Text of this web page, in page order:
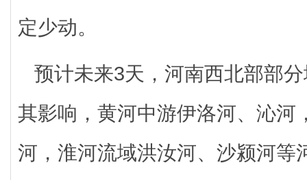
定少动。
预计未来3天，河南西北部部
其影响，黄河中游伊洛河、沁河
河，淮河流域洪汝河、沙颍河等